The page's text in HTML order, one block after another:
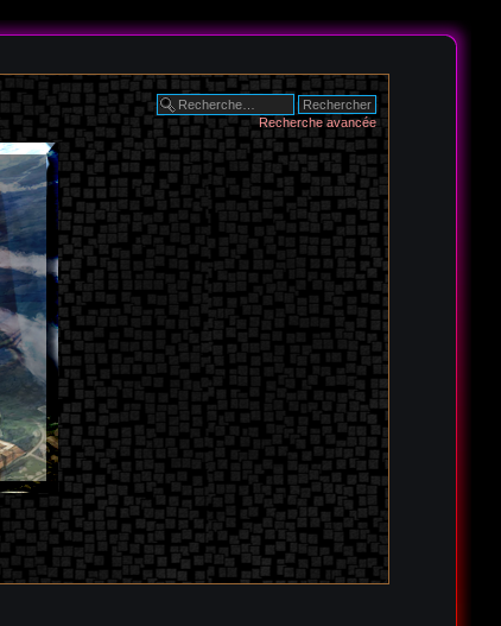
Recherche avancée